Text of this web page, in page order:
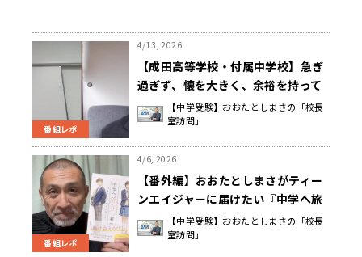
番組レポ
4/13, 2026
【成田高等学校・付属中学校】急ぎ
過ぎず、懐を大きく、余裕を持って
子どもの声を受け止めることで、心
が育っていく 鈴木 隆英 校長先生
【中学受験】おおたとしまさの「校長
室訪問」
番組レポ
4/6, 2026
【番外編】おおたとしまさがティー
ンエイジャーに届けたい『中学へ旅
立つ君へ 13歳からの一番大切なこ
と』
【中学受験】おおたとしまさの「校長
室訪問」